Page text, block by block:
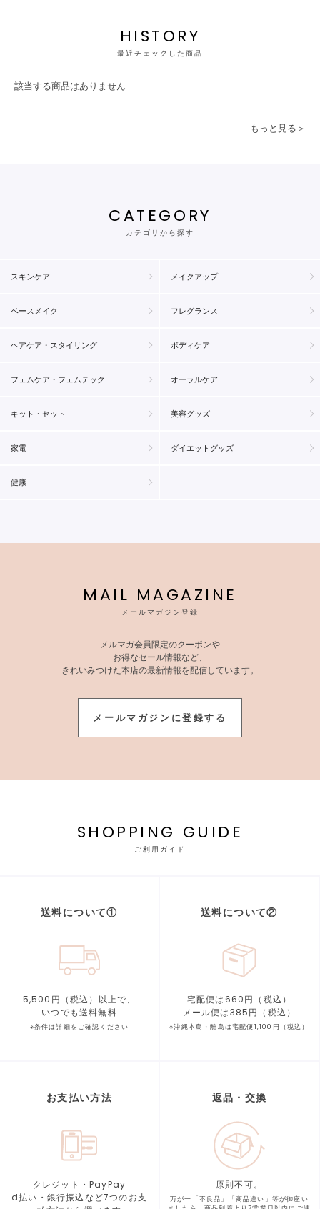
HISTORY
最近チェックした商品
該当する商品はありません
もっと見る＞
CATEGORY
カテゴリから探す
スキンケア メイクアップ
ベースメイク フレグランス
ヘアケア・スタイリング ボディケア
フェムケア・フェムテック オーラルケア
キット・セット 美容グッズ
家電 ダイエットグッズ
健康
MAIL MAGAZINE
メールマガジン登録
メルマガ会員限定のクーポンや
お得なセール情報など、
きれいみつけた本店の最新情報を配信しています。
メールマガジンに登録する
SHOPPING GUIDE
ご利用ガイド
送料について①
5,500円（税込）以上で、
いつでも送料無料
※条件は詳細をご確認ください
送料について②
宅配便は660円（税込）
メール便は385円（税込）
※沖縄本島・離島は宅配便1,100円（税込）
お支払い方法
クレジット・PayPay
d払い・銀行振込など7つのお支
返品・交換
原則不可。
万が一「不良品」「商品違い」等が御座い